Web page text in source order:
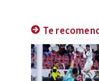
Te